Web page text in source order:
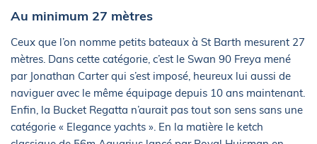
Au minimum 27 mètres
Ceux que l’on nomme petits bateaux à St Barth mesurent 27
mètres. Dans cette catégorie, c’est le Swan 90 Freya mené
par Jonathan Carter qui s’est imposé, heureux lui aussi de
naviguer avec le même équipage depuis 10 ans maintenant.
Enfin, la Bucket Regatta n’aurait pas tout son sens sans une
catégorie « Elegance yachts ». En la matière le ketch